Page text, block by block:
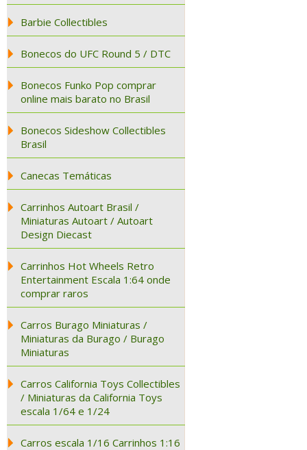
Barbie Collectibles
Bonecos do UFC Round 5 / DTC
Bonecos Funko Pop comprar
online mais barato no Brasil
Bonecos Sideshow Collectibles
Brasil
Canecas Temáticas
Carrinhos Autoart Brasil /
Miniaturas Autoart / Autoart
Design Diecast
Carrinhos Hot Wheels Retro
Entertainment Escala 1:64 onde
comprar raros
Carros Burago Miniaturas /
Miniaturas da Burago / Burago
Miniaturas
Carros California Toys Collectibles
/ Miniaturas da California Toys
escala 1/64 e 1/24
Carros escala 1/16 Carrinhos 1:16